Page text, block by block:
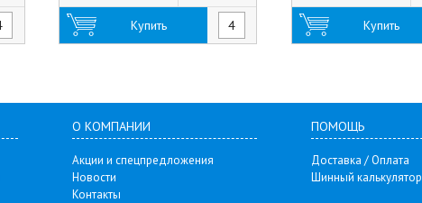
Купить Купить
О КОМПАНИИ
Акции и спецпредложения
Новости
Контакты
ПОМОЩЬ
Доставка / Оплата
Шинный калькулятор